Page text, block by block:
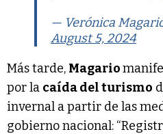
— Verónica
August 5, 2024
Más tarde, Magario
por la caída del turismo
invernal a partir de las
gobierno nacional: